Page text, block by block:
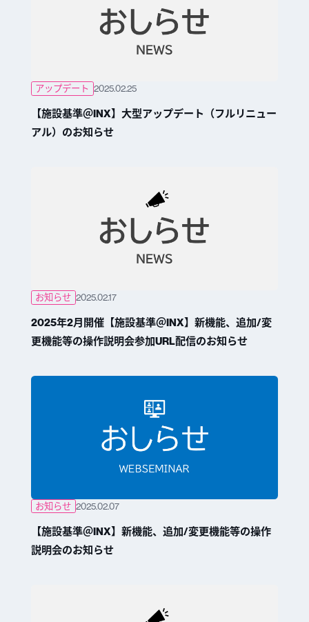
アップデート 2025.02.25
【施設基準＠INX】大型アップデート（フルリニュー
アル）のお知らせ
お知らせ 2025.02.17
2025年2月開催【施設基準＠INX】新機能、追加/変
更機能等の操作説明会参加URL配信のお知らせ
お知らせ 2025.02.07
【施設基準＠INX】新機能、追加/変更機能等の操作
説明会のお知らせ